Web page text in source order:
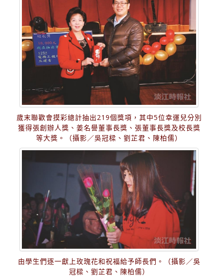
歲末聯歡會摸彩總計抽出219個獎項，其中5位幸運兒分別
獲得張創辦人獎、姜名譽董事長獎、張董事長獎及校長獎
等大獎。（攝影／吳冠樑、劉芷君、陳柏儒）
由學生們逐一獻上玫瑰花和祝福給予師長們。（攝影／吳
冠樑、劉芷君、陳柏儒）